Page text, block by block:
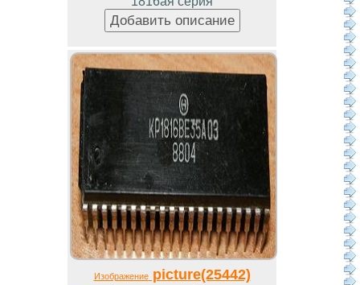
Изображениеpicture(25442)